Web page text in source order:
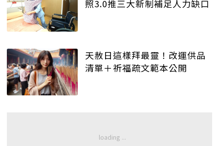
照3.0推三大新制補足人力缺口
天赦日這樣拜最靈！改運供品
清單＋祈福疏文範本公開